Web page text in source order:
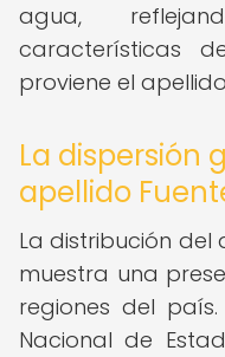
agua,
características
proviene el
La dispersión
apellido
La distribución del
muestra una
regiones del
Nacional de